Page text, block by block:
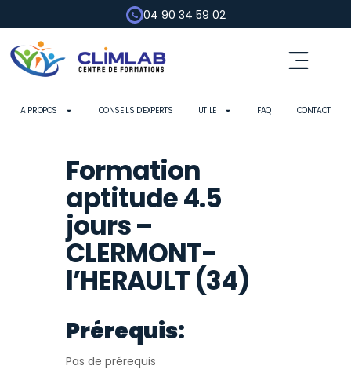
04 90 34 59 02
A PROPOS CONSEILS D’EXPERTS UTILE FAQ CONTACT
Formation
aptitude 4.5
jours –
CLERMONT-
l’HERAULT (34)
Prérequis:
Pas de prérequis